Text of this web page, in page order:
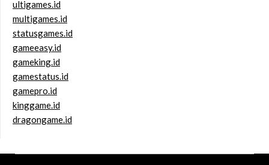
ultigames.id
multigames.id
statusgames.id
gameeasy.id
gameking.id
gamestatus.id
gamepro.id
kinggame.id
dragongame.id